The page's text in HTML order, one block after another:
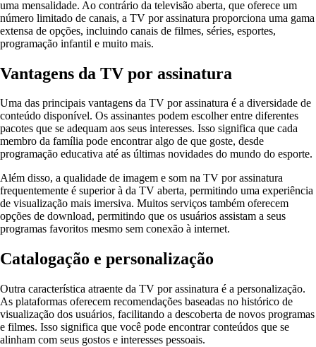
uma mensalidade. Ao contrário da televisão aberta, que oferece um
número limitado de canais, a TV por assinatura proporciona uma gama
extensa de opções, incluindo canais de filmes, séries, esportes,
programação infantil e muito mais.
Vantagens da TV por assinatura
Uma das principais vantagens da TV por assinatura é a diversidade de
conteúdo disponível. Os assinantes podem escolher entre diferentes
pacotes que se adequam aos seus interesses. Isso significa que cada
membro da família pode encontrar algo de que goste, desde
programação educativa até as últimas novidades do mundo do esporte.
Além disso, a qualidade de imagem e som na TV por assinatura
frequentemente é superior à da TV aberta, permitindo uma experiência
de visualização mais imersiva. Muitos serviços também oferecem
opções de download, permitindo que os usuários assistam a seus
programas favoritos mesmo sem conexão à internet.
Catalogação e personalização
Outra característica atraente da TV por assinatura é a personalização.
As plataformas oferecem recomendações baseadas no histórico de
visualização dos usuários, facilitando a descoberta de novos programas
e filmes. Isso significa que você pode encontrar conteúdos que se
alinham com seus gostos e interesses pessoais.